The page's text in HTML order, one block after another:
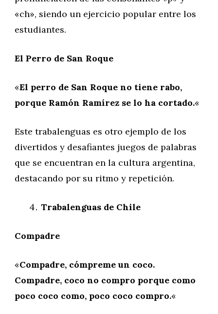
«ch», siendo un ejercicio popular entre los
estudiantes.
El Perro de San Roque
«El perro de San Roque no tiene rabo,
porque Ramón Ramírez se lo ha cortado.«
Este trabalenguas es otro ejemplo de los
divertidos y desafiantes juegos de palabras
que se encuentran en la cultura argentina,
destacando por su ritmo y repetición.
Trabalenguas de Chile
Compadre
«Compadre, cómpreme un coco.
Compadre, coco no compro porque como
poco coco como, poco coco compro.«